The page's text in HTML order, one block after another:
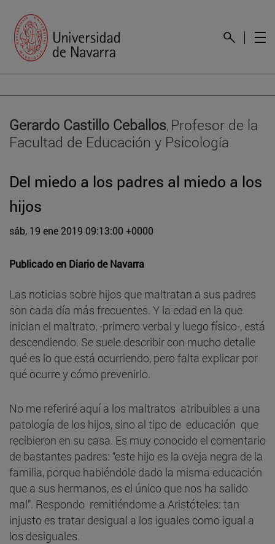
Gerardo Castillo Ceballos, Profesor de la
Facultad de Educación y Psicología
Del miedo a los padres al miedo a los
hijos
sáb, 19 ene 2019 09:13:00 +0000
Publicado en Diario de Navarra
Las noticias sobre hijos que maltratan a sus padres
son cada día más frecuentes. Y la edad en la que
inician el maltrato, -primero verbal y luego físico-, está
descendiendo. Se suele describir con mucho detalle
qué es lo que está ocurriendo, pero falta explicar por
qué ocurre y cómo prevenirlo.
No me referiré aquí a los maltratos atribuibles a una
patología de los hijos, sino al tipo de educación que
recibieron en su casa. Es muy conocido el comentario
de bastantes padres: “este hijo es la oveja negra de la
familia, porque habiéndole dado la misma educación
que a sus hermanos, es el único que nos ha salido
mal”. Respondo remitiéndome a Aristóteles: tan
injusto es tratar desigual a los iguales como igual a
los desiguales.